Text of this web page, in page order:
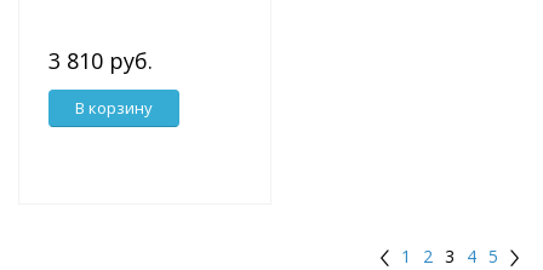
3 810 руб.
В корзину
1 2 3 4 5